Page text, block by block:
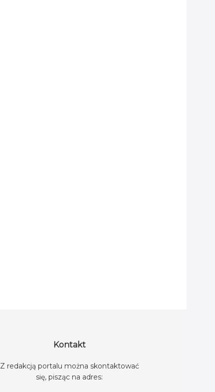
Kontakt
Z redakcją portalu można skontaktować
się, pisząc na adres: